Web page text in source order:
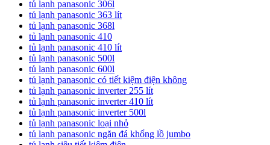
tủ lạnh panasonic 306l
tủ lạnh panasonic 363 lít
tủ lạnh panasonic 368l
tủ lạnh panasonic 410
tủ lạnh panasonic 410 lít
tủ lạnh panasonic 500l
tủ lạnh panasonic 600l
tủ lạnh panasonic có tiết kiệm điện không
tủ lạnh panasonic inverter 255 lít
tủ lạnh panasonic inverter 410 lít
tủ lạnh panasonic inverter 500l
tủ lạnh panasonic loại nhỏ
tủ lạnh panasonic ngăn đá khổng lồ jumbo